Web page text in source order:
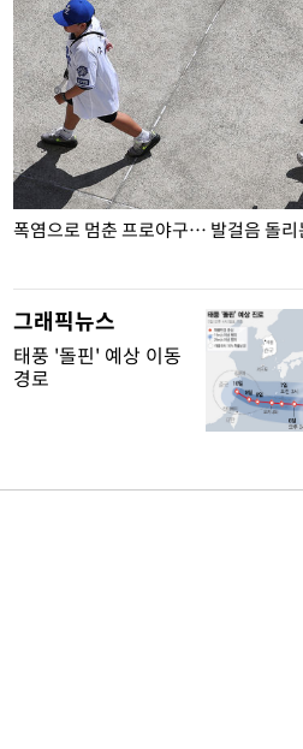
폭염으로 멈춘 프로야구… 발걸음 돌리
그래픽뉴스
태풍 '돌핀' 예상 이동
경로